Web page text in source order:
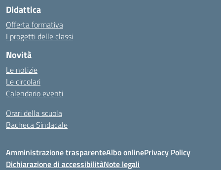
Didattica
Offerta formativa
I progetti delle classi
Novità
Le notizie
Le circolari
Calendario eventi
Orari della scuola
Bacheca Sindacale
Amministrazione trasparenteAlbo onlinePrivacy Policy
Dichiarazione di accessibilitàNote legali